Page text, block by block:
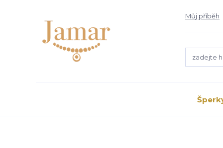
Můj příběh